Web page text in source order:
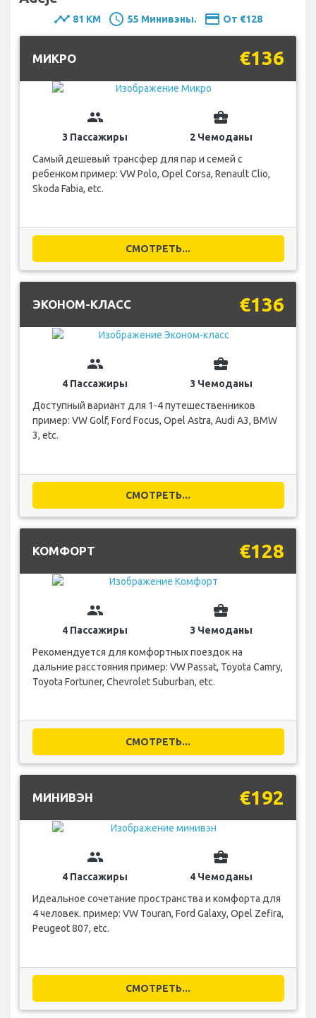
timeline 81 KM schedule 55 Минивэны. payment От €128
MИКРО €136
group
3 Пассажиры
business_center
2 Чемоданы
Самый дешевый трансфер для пар и семей с
ребенком пример: VW Polo, Opel Corsa, Renault Clio,
Skoda Fabia, etc.
СМОТРЕТЬ...
ЭКОНОМ-КЛАСС €136
group
4 Пассажиры
business_center
3 Чемоданы
Доступный вариант для 1-4 путешественников
пример: VW Golf, Ford Focus, Opel Astra, Audi A3, BMW
3, etc.
СМОТРЕТЬ...
КОМФОРТ €128
group
4 Пассажиры
business_center
3 Чемоданы
Рекомендуется для комфортных поездок на
дальние расстояния пример: VW Passat, Toyota Camry,
Toyota Fortuner, Chevrolet Suburban, etc.
СМОТРЕТЬ...
МИНИВЭН €192
group
4 Пассажиры
business_center
4 Чемоданы
Идеальное сочетание пространства и комфорта для
4 человек. пример: VW Touran, Ford Galaxy, Opel Zefira,
Peugeot 807, etc.
СМОТРЕТЬ...